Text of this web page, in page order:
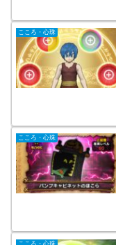
こころ・心珠
こころ・心珠
こころ・心珠